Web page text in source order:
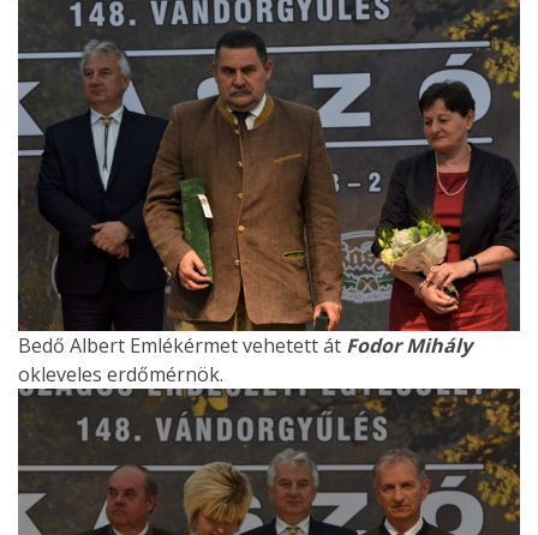
Bedő Albert Emlékérmet vehetett át Fodor Mihály
okleveles erdőmérnök.